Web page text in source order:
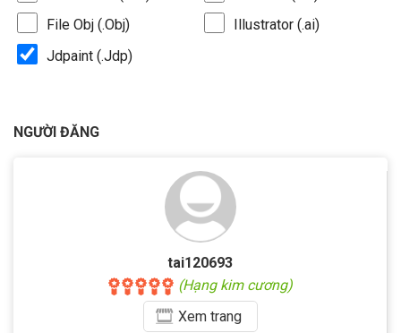
File Obj (.Obj)
Illustrator (.ai)
Jdpaint (.Jdp)
NGƯỜI ĐĂNG
tai120693
(Hạng kim cương)
Xemtrang